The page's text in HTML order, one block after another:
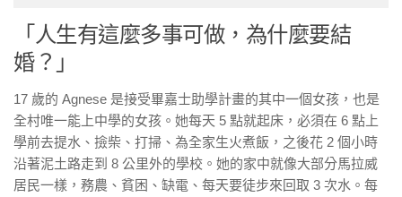
「人生有這麼多事可做，為什麼要結
婚？」
17 歲的 Agnese 是接受畢嘉士助學計畫的其中一個女孩，也是
全村唯一能上中學的女孩。她每天 5 點就起床，必須在 6 點上
學前去提水、撿柴、打掃、為全家生火煮飯，之後花 2 個小時
沿著泥土路走到 8 公里外的學校。她的家中就像大部分馬拉威
居民一樣，務農、貧困、缺電、每天要徒步來回取 3 次水。每